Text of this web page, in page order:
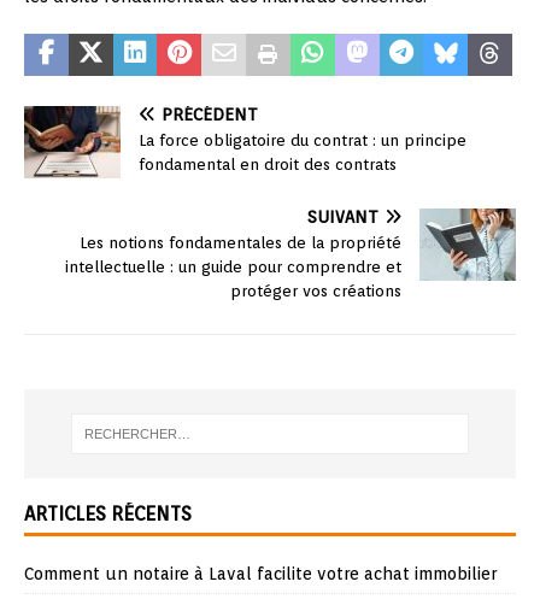
PRÉCÉDENT
La force obligatoire du contrat : un principe
fondamental en droit des contrats
SUIVANT
Les notions fondamentales de la propriété
intellectuelle : un guide pour comprendre et
protéger vos créations
ARTICLES RÉCENTS
Comment un notaire à Laval facilite votre achat immobilier